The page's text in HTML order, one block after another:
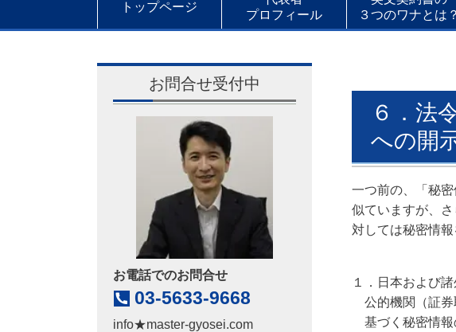
トップページ
プロフィール
３つのワナとは？
６．法
への開
一つ前の、「秘
似ていますが、
対しては秘密情
１．日本および
公的機関（証券
基づく秘密情報
お問合せ受付中
お電話でのお問合せ
03-5633-9668
info★master-gyosei.com